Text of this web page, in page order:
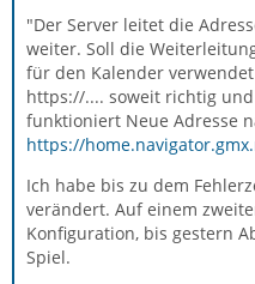
"Der Server leitet die
weiter. Soll die
für den Kalender
https://.... soweit richtig
funktioniert Neue Adresse
https://
Ich habe bis zu dem
verändert. Auf einem
Konfiguration, bis gestern
Spiel.